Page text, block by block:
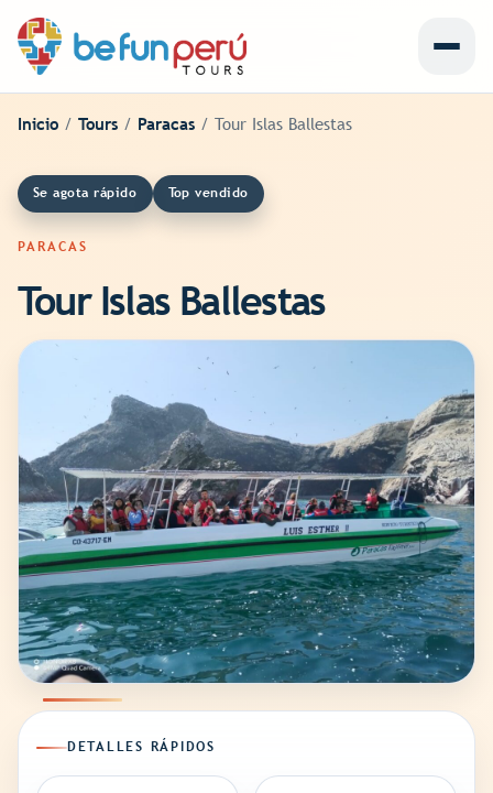
Abrir
Inicio / Tours / Paracas / Tour Islas Ballestas
Se agota rápido Top vendido
PARACAS
Tour Islas Ballestas
DETALLES RÁPIDOS